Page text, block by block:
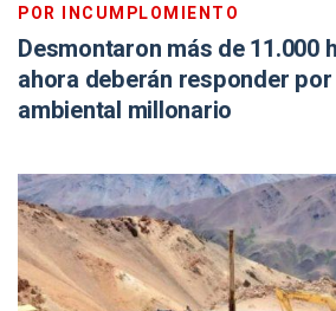
POR INCUMPLOMIENTO
Desmontaron más de 11.000
ahora deberán responder
ambiental millonario